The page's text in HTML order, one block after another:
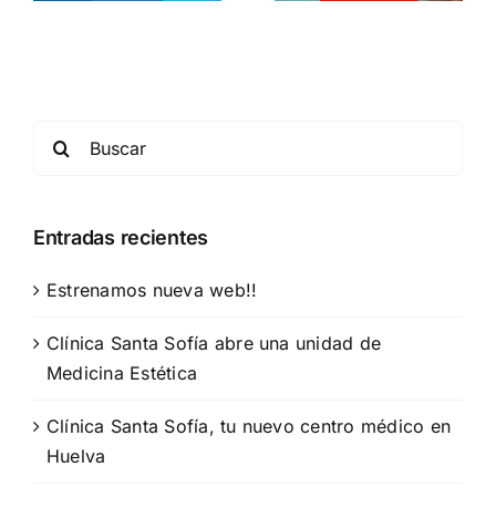
Entradas recientes
Estrenamos nueva web!!
Clínica Santa Sofía abre una unidad de
Medicina Estética
Clínica Santa Sofía, tu nuevo centro médico en
Huelva